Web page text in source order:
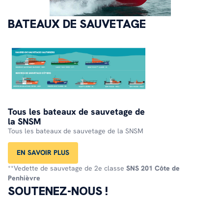
BATEAUX DE SAUVETAGE
Tous les bateaux de sauvetage de
la SNSM
Tous les bateaux de sauvetage de la SNSM
EN SAVOIR PLUS
**Vedette de sauvetage de 2e classe SNS 201 Côte de
Penhièvre
SOUTENEZ-NOUS !